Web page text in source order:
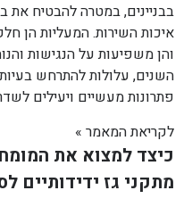
בבניינים, במטרה להבטיח
איכות השירות. המעליות הן
והן משפיעות על הנגישות
השנים, עלולות להתרחש
פתרונות מעשיים ויעילים
לקריאת המאמר »
כיצד למצוא את
מתקני גז ידידותיים